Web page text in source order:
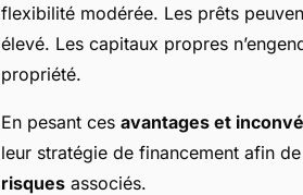
flexibilité modérée. Les prêts
élevé. Les capitaux propres
propriété.
En pesant ces avantages et
leur stratégie de financement afin
risques associés.